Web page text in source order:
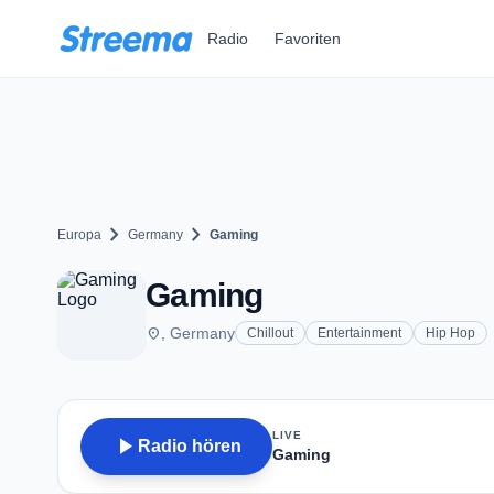
Radio Favoriten
Europa chevron_right Germany chevron_right Gaming
Gaming
place , Germany Chillout Entertainment Hip Hop
play_arrow Radio hören
LIVE
Gaming